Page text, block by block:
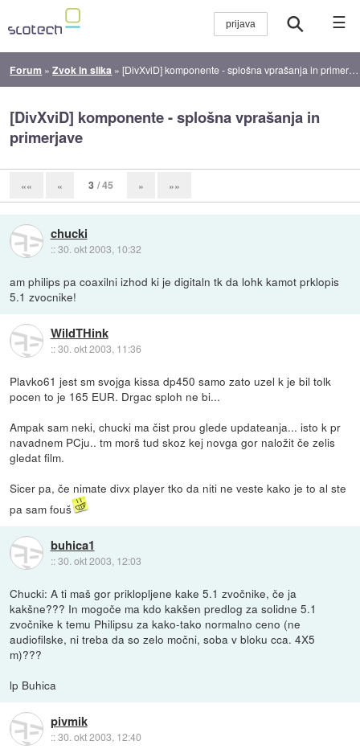
☰
Forum »Zvok in slika »[DivXviD] komponente - splošna vprašanja in primerjave
[DivXviD] komponente - splošna vprašanja in
primerjave
«« « 3 / 45 » »»
chucki
::30. okt 2003, 10:32
am philips pa coaxilni izhod ki je digitaln tk da lohk kamot prklopis
5.1 zvocnike!
WildTHink
::30. okt 2003, 11:36
Plavko61 jest sm svojga kissa dp450 samo zato uzel k je bil tolk
pocen to je 165 EUR. Drgac sploh ne bi...
Ampak sam neki, chucki ma čist prou glede updateanja... isto k pr
navadnem PCju.. tm morš tud skoz kej novga gor naložit če zelis
gledat film.
Sicer pa, če nimate divx player tko da niti ne veste kako je to al ste
pa sam fouš
buhica1
::30. okt 2003, 12:03
Chucki: A ti maš gor priklopljene kake 5.1 zvočnike, če ja
kakšne??? In mogoče ma kdo kakšen predlog za solidne 5.1
zvočnike k temu Philipsu za kako-tako normalno ceno (ne
audiofilske, ni treba da so zelo močni, soba v bloku cca. 4X5
m)???
lp Buhica
pivmik
::30. okt 2003, 12:40